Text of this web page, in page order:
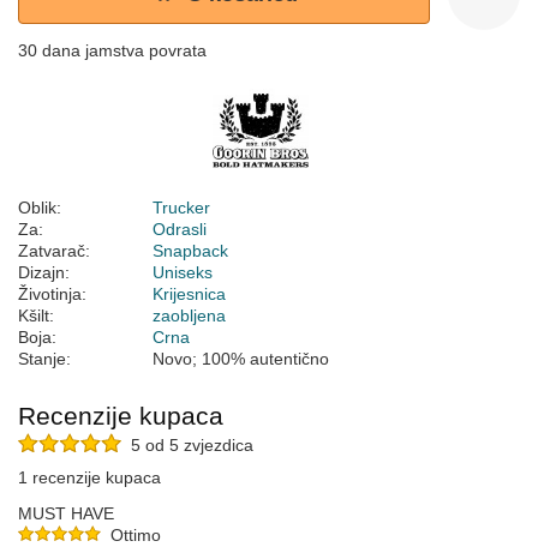
30 dana jamstva povrata
Oblik:
Trucker
Za:
Odrasli
Zatvarač:
Snapback
Dizajn:
Uniseks
Životinja:
Krijesnica
Kšilt:
zaobljena
Boja:
Crna
Stanje:
Novo; 100% autentično
Recenzije kupaca
5 od 5 zvjezdica
1 recenzije kupaca
MUST HAVE
Ottimo